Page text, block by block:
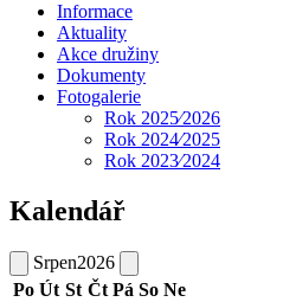
Informace
Aktuality
Akce družiny
Dokumenty
Fotogalerie
Rok 2025⁄2026
Rok 2024⁄2025
Rok 2023⁄2024
Kalendář
Srpen2026
Po Út St Čt Pá So Ne